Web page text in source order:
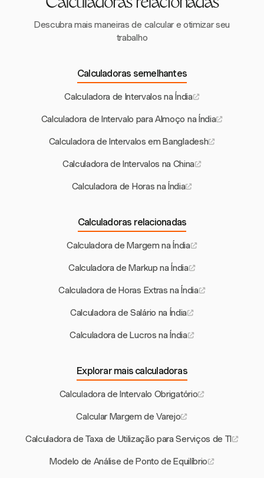
Calculadoras relacionadas
Descubra mais maneiras de calcular e otimizar seu
trabalho
Calculadoras semelhantes
Calculadora de Intervalos na Índia
Calculadora de Intervalo para Almoço na Índia
Calculadora de Intervalos em Bangladesh
Calculadora de Intervalos na China
Calculadora de Horas na Índia
Calculadoras relacionadas
Calculadora de Margem na Índia
Calculadora de Markup na Índia
Calculadora de Horas Extras na Índia
Calculadora de Salário na Índia
Calculadora de Lucros na Índia
Explorar mais calculadoras
Calculadora de Intervalo Obrigatório
Calcular Margem de Varejo
Calculadora de Taxa de Utilização para Serviços de TI
Modelo de Análise de Ponto de Equilíbrio